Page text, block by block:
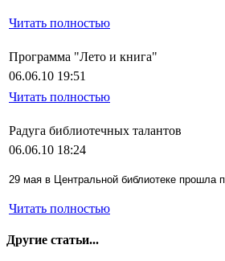
Читать полностью
Программа "Лето и книга"
06.06.10 19:51
Читать полностью
Радуга библиотечных талантов
06.06.10 18:24
29 мая в Центральной библиотеке прошла
Читать полностью
Другие статьи...